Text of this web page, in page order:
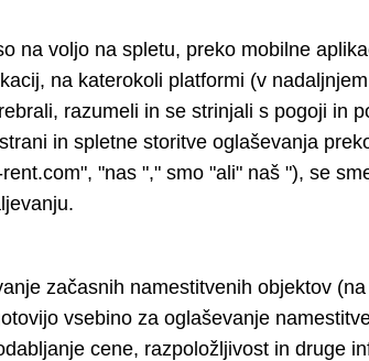
na voljo na spletu, preko mobilne
na katerokoli platformi (v
razumeli in se strinjali s pogoji in
in spletne storitve oglaševanja
"nas "," smo "ali" naš "), se
začasnih namestitvenih objektov
vsebino za oglaševanje
cene, razpoložljivost in druge